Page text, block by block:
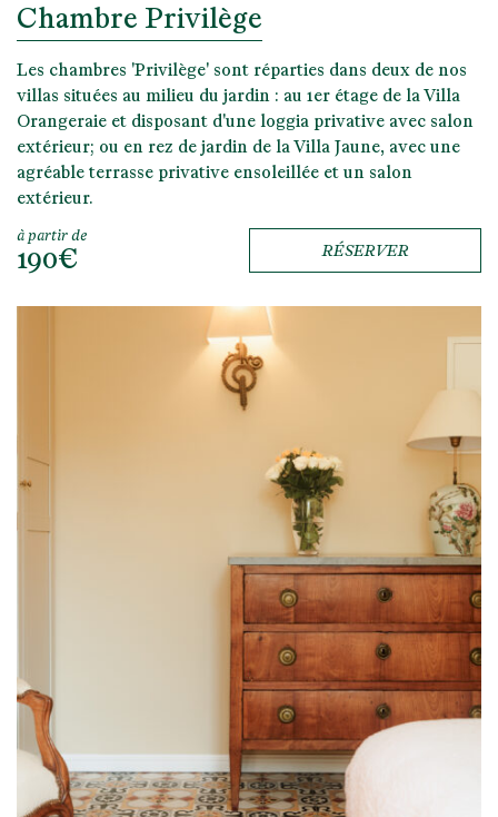
Chambre Privilège
Les chambres 'Privilège' sont réparties dans deux de nos
villas situées au milieu du jardin : au 1er étage de la Villa
Orangeraie et disposant d'une loggia privative avec salon
extérieur; ou en rez de jardin de la Villa Jaune, avec une
agréable terrasse privative ensoleillée et un salon
extérieur.
à partir de
190€ RÉSERVER